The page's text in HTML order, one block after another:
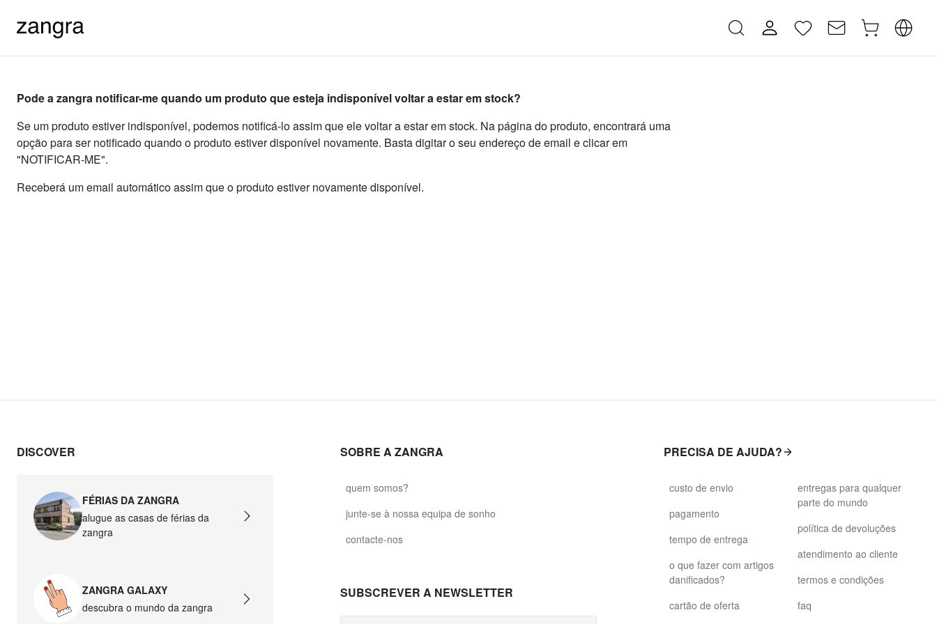
Pode a zangra notificar-me quando um produto que esteja indisponível voltar a estar em stock?
Se um produto estiver indisponível, podemos notificá-lo assim que ele voltar a estar em stock. Na página do produto, encontrará uma
opção para ser notificado quando o produto estiver disponível novamente. Basta digitar o seu endereço de email e clicar em
"NOTIFICAR-ME".
Receberá um email automático assim que o produto estiver novamente disponível.
DISCOVER
FÉRIAS DA ZANGRA
alugue as casas de férias da
zangra
ZANGRA GALAXY
descubra o mundo da zangra
SOBRE A ZANGRA
quem somos?
junte-se à nossa equipa de sonho
contacte-nos
SUBSCREVER A NEWSLETTER
PRECISA DE AJUDA?
custo de envio
pagamento
tempo de entrega
o que fazer com artigos
danificados?
cartão de oferta
entregas para qualquer
parte do mundo
política de devoluções
atendimento ao cliente
termos e condições
faq